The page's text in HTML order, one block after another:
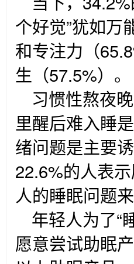
个好觉”犹如万
和专注力（
生（57.5%）。
习惯性熬夜
里醒后难入睡
绪问题是主要
22.6%的人表
人的睡眠问题
年轻人为了“
愿意尝试助眠